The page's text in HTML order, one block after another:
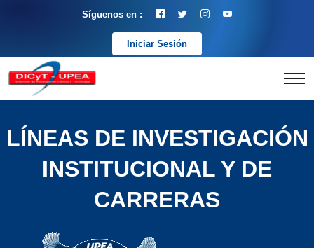
Síguenos en :
Iniciar Sesión
LÍNEAS DE INVESTIGACIÓN
INSTITUCIONAL Y DE
CARRERAS